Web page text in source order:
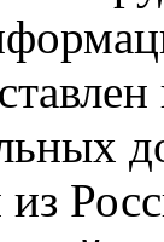
из